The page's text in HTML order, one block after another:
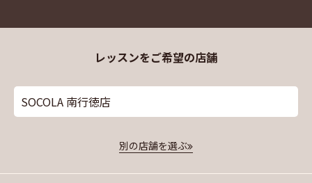
レッスンをご希望の店舗
SOCOLA 南行徳店
別の店舗を選ぶ